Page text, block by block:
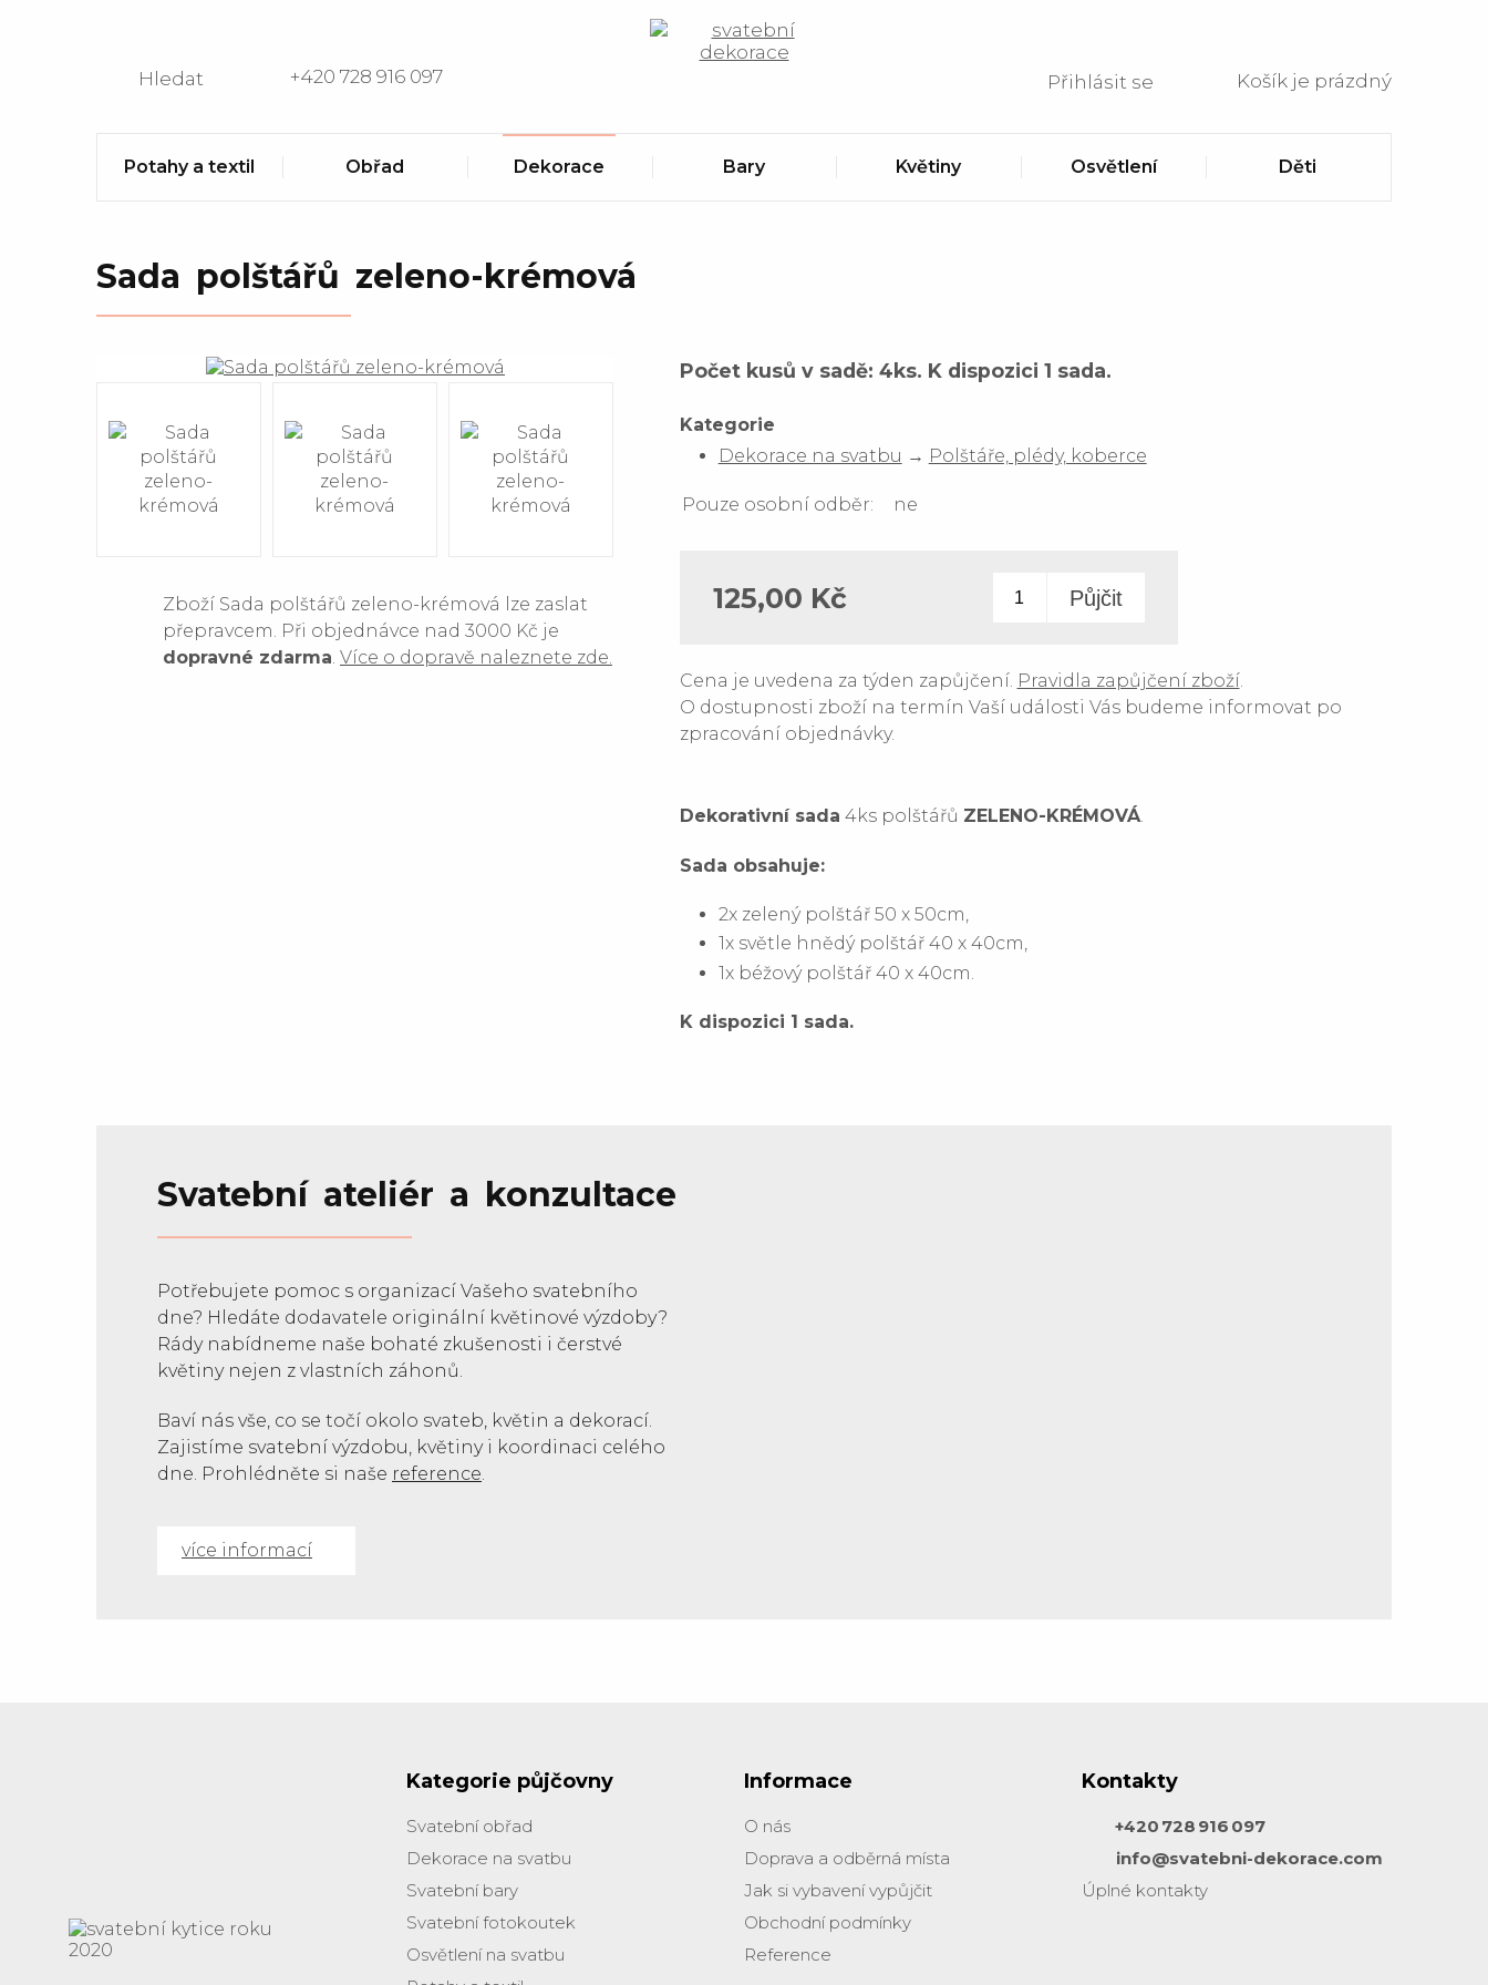
Hledat +420 728 916 097 Přihlásit se Košík je prázdný
Zobrazit obsah košíku
Potahy a textil Obřad Dekorace Bary Květiny Osvětlení Děti
Sada polštářů zeleno-krémová
Počet kusů v sadě: 4ks. K dispozici 1 sada.
Kategorie
Dekorace na svatbu → Polštáře, plédy, koberce
Pouze osobní odběr: ne
125,00 Kč
Cena je uvedena za týden zapůjčení. Pravidla zapůjčení zboží.
O dostupnosti zboží na termín Vaší události Vás budeme informovat po
zpracování objednávky.
Dekorativní sada 4ks polštářů ZELENO-KRÉMOVÁ.
Sada obsahuje:
2x zelený polštář 50 x 50cm,
1x světle hnědý polštář 40 x 40cm,
1x béžový polštář 40 x 40cm.
K dispozici 1 sada.
Zboží Sada polštářů zeleno-krémová lze zaslat
přepravcem. Při objednávce nad 3000 Kč je
dopravné zdarma Více o dopravě naleznete zde.
Svatební ateliér a konzultace
Potřebujete pomoc s organizací Vašeho svatebního
dne? Hledáte dodavatele originální květinové výzdoby?
Rády nabídneme naše bohaté zkušenosti i čerstvé
květiny nejen z vlastních záhonů.
Baví nás vše, co se točí okolo svateb, květin a dekorací.
Zajistíme svatební výzdobu, květiny i koordinaci celého
dne. Prohlédněte si naše reference
více informací
Kategorie půjčovny
Svatební obřad
Dekorace na svatbu
Svatební bary
Svatební fotokoutek
Osvětlení na svatbu
Informace
O nás
Doprava a odběrná místa
Jak si vybavení vypůjčit
Obchodní podmínky
Reference
Kontakty
+420 728 916 097
info@svatebni-dekorace.com
Úplné kontakty